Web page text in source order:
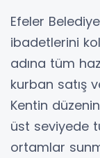
Efeler
ibadetlerini
adına tüm
kurban satış
Kentin
üst seviyede
ortamlar